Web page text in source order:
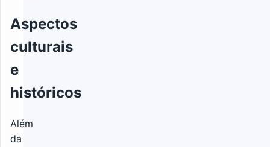
Aspectos
culturais
e
históricos
Além
da